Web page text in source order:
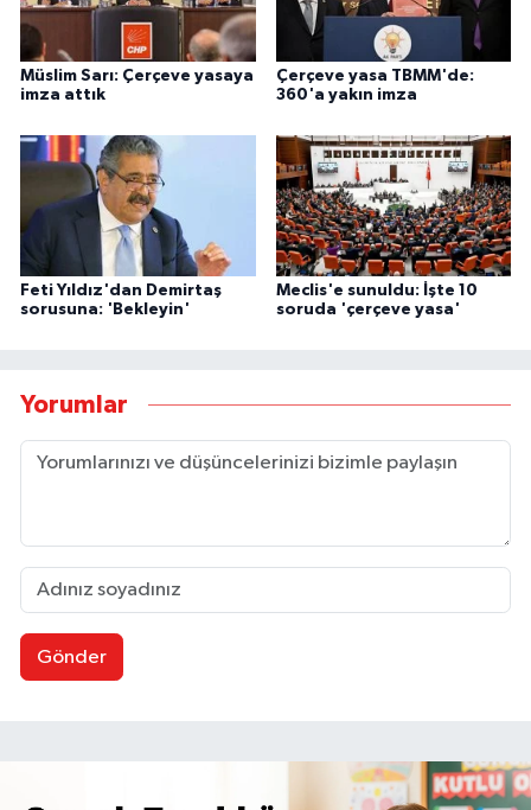
Müslim Sarı: Çerçeve yasaya
imza attık
Çerçeve yasa TBMM'de:
360'a yakın imza
Feti Yıldız'dan Demirtaş
sorusuna: 'Bekleyin'
Meclis'e sunuldu: İşte 10
soruda 'çerçeve yasa'
Yorumlar
Gönder